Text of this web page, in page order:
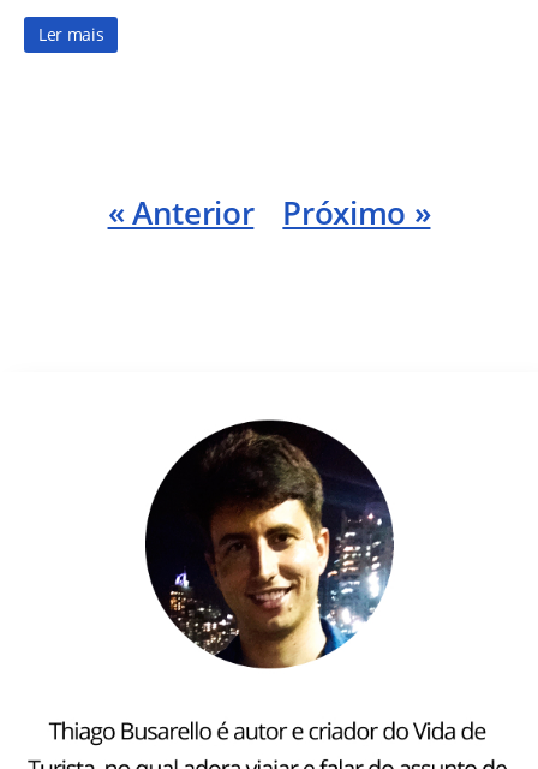
Ler mais
« Anterior Próximo »